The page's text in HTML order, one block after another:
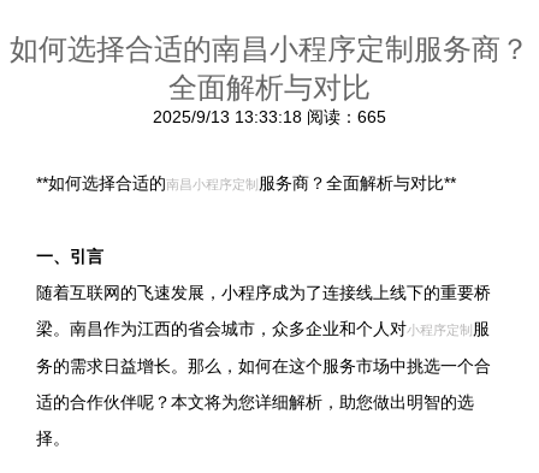
如何选择合适的南昌小程序定制服务商？
全面解析与对比
2025/9/13 13:33:18 阅读：665
**如何选择合适的南昌小程序定制 服务商？全面解析与对比**
一、引言
随着互联网的飞速发展，小程序成为了连接线上线下的重要桥
梁。南昌作为江西的省会城市，众多企业和个人对小程序定制 服
务的需求日益增长。那么，如何在这个服务市场中挑选一个合
适的合作伙伴呢？本文将为您详细解析，助您做出明智的选
择。